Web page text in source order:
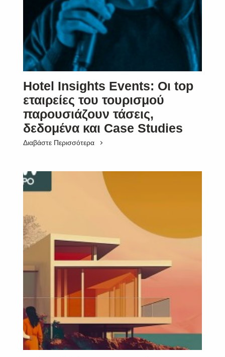
Hotel Insights Events: Οι top
εταιρείες του τουρισμού
παρουσιάζουν τάσεις,
δεδομένα και Case Studies
Διαβάστε Περισσότερα